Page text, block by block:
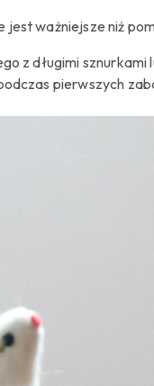
ważniejsze niż
z długimi
pierwszych